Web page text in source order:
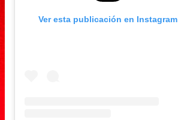
Ver esta publicación en Instagram